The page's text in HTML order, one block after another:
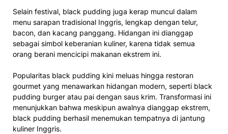
Selain festival, black pudding juga kerap muncul dalam
menu sarapan tradisional Inggris, lengkap dengan telur,
bacon, dan kacang panggang. Hidangan ini dianggap
sebagai simbol keberanian kuliner, karena tidak semua
orang berani mencicipi makanan ekstrem ini.
Popularitas black pudding kini meluas hingga restoran
gourmet yang menawarkan hidangan modern, seperti black
pudding burger atau pai dengan saus krim. Transformasi ini
menunjukkan bahwa meskipun awalnya dianggap ekstrem,
black pudding berhasil menemukan tempatnya di jantung
kuliner Inggris.